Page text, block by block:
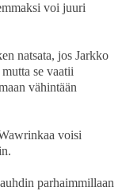
voi juuri
natsata, jos Jarkko
se vaatii
vähintään
voisi
parhaimmillaan